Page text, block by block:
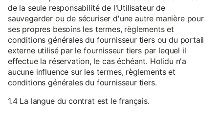
de la seule responsabilité de l'Utilisateur de
sauvegarder ou de sécuriser d'une autre manière pour
ses propres besoins les termes, règlements et
conditions générales du fournisseur tiers ou du portail
externe utilisé par le fournisseur tiers par lequel il
effectue la réservation, le cas échéant. Holidu n'a
aucune influence sur les termes, règlements et
conditions générales du fournisseur tiers.
1.4 La langue du contrat est le français.